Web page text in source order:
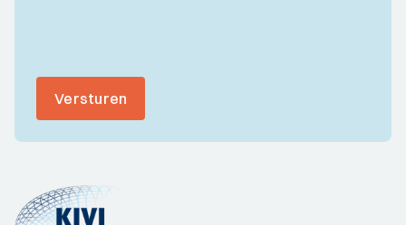
Versturen